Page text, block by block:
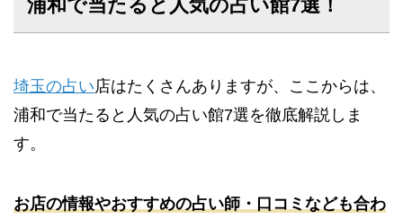
浦和で当たると人気の占い館7選！
埼玉の占い店はたくさんありますが、ここからは、
浦和で当たると人気の占い館7選を徹底解説しま
す。
お店の情報やおすすめの占い師・口コミなども合わ